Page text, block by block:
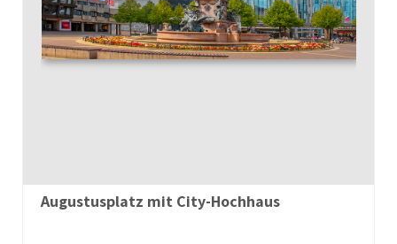
Augustusplatz mit City-Hochhaus